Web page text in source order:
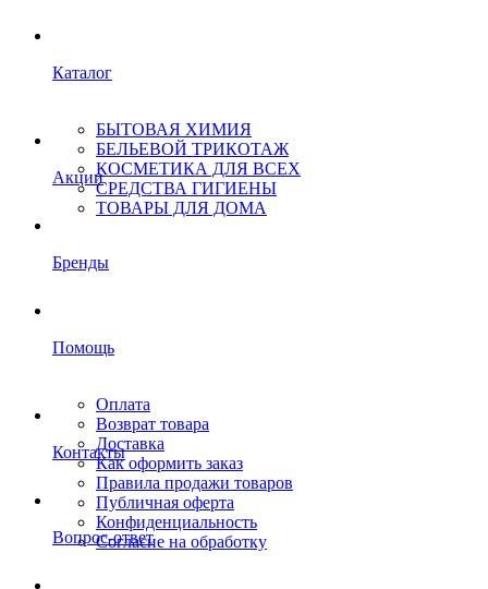
Каталог
БЫТОВАЯ ХИМИЯ
БЕЛЬЕВОЙ ТРИКОТАЖ
КОСМЕТИКА ДЛЯ ВСЕХ
СРЕДСТВА ГИГИЕНЫ
ТОВАРЫ ДЛЯ ДОМА
Акции
Бренды
Помощь
Оплата
Возврат товара
Доставка
Как оформить заказ
Правила продажи товаров
Публичная оферта
Конфиденциальность
Согласие на обработку
Контакты
Вопрос-ответ